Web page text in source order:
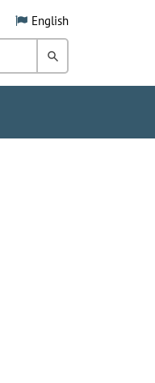
English
Rechercher
dans
Grand